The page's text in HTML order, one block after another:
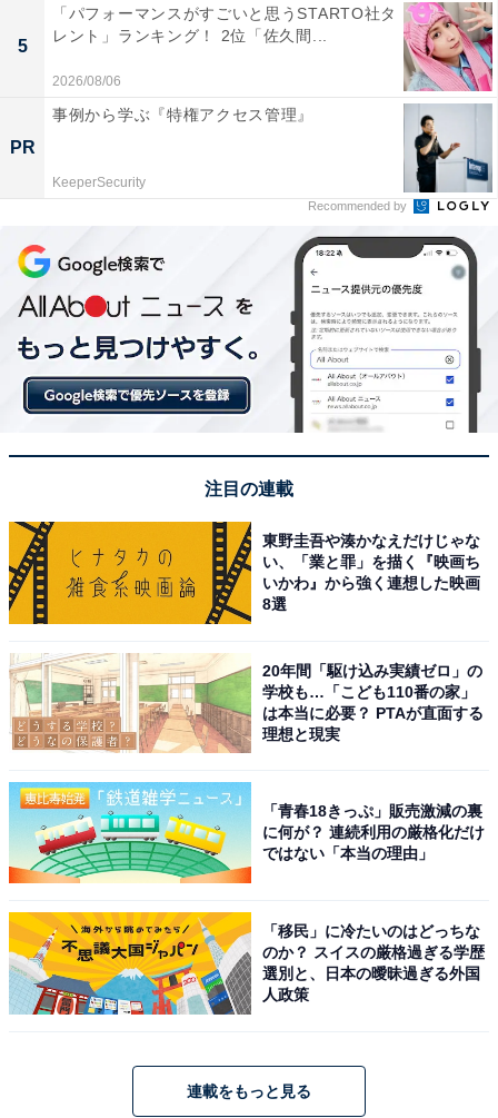
性）、「桜島があるから」（大阪府／40代男性）、「桜
島の噴火の見た目をしているナンバープレートを見たこ
とがあります」（北海道／20代女性）、「鹿児島県で一
番都会みたいだから」（京都府／20代女性）
※回答者コメントは原文ママです
​​​​​​この記事の筆者：長谷川 優人
1990年生まれ。30代突入と同時期に未経験でライター業
を開始。日常系アニメと車好き。女性声優さんにも関心
をもち個人的にイベントへ参加している。現在の所有車
はスズキ ワゴンR（MH95S）。各地のアニメ作品の舞台
となった場所を聖地巡礼すべくドライブに出かける。
9位までのランキング結果を見る
こちらもおすすめ
「ナンバープレートにしたい」と思う宮崎県の
地名ランキング！ 1位「宮崎市」、2位は？
5
「パフォーマンスがすごいと思うSTARTO社タ
レント」ランキング！ 2位「佐久間...
2026/08/06
PR
事例から学ぶ『特権アクセス管理』
KeeperSecurity
Recommended by
注目の連載
東野圭吾や湊かなえだけじゃな
い、「業と罪」を描く『映画ち
いかわ』から強く連想した映画
8選
20年間「駆け込み実績ゼロ」の
学校も…「こども110番の家」
は本当に必要？ PTAが直面する
理想と現実
「青春18きっぷ」販売激減の裏
に何が？ 連続利用の厳格化だけ
ではない「本当の理由」
「移民」に冷たいのはどっちな
のか？ スイスの厳格過ぎる学歴
選別と、日本の曖昧過ぎる外国
人政策
連載をもっと見る